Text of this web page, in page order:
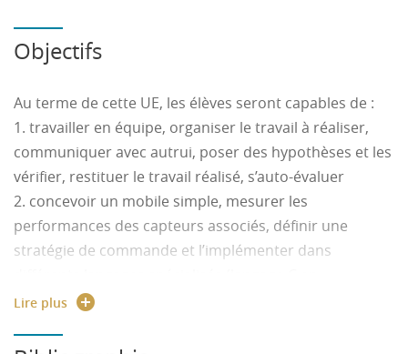
Objectifs
Au terme de cette UE, les élèves seront capables de :
1. travailler en équipe, organiser le travail à réaliser,
communiquer avec autrui, poser des hypothèses et les
vérifier, restituer le travail réalisé, s’auto-évaluer
2. concevoir un mobile simple, mesurer les
performances des capteurs associés, définir une
stratégie de commande et l’implémenter dans
environnement multitâche, LabView)
système industriel en s’appuyant sur des indicateurs et
Lire plus